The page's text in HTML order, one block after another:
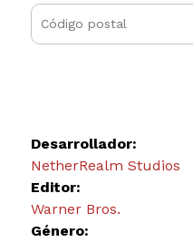
Desarrollador:
NetherRealm Studios
Editor:
Warner Bros.
Género: